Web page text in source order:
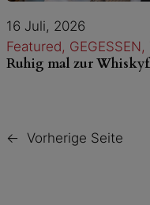
16 Juli, 2026
Featured, GEGESSEN,
Ruhig mal zur
← Vorherige Seite